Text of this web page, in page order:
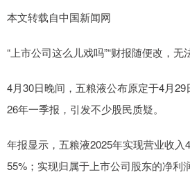
本文转载自中国新闻网
“上市公司这么儿戏吗”“财报随便改，
4月30日晚间，五粮液公布原定于4月
26年一季报，引发不少股民质疑。
年报显示，五粮液2025年实现营业收入
55%；实现归属于上市公司股东的净利